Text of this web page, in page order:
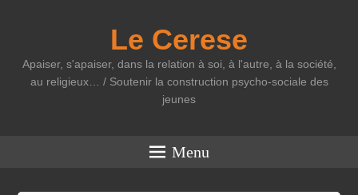
Le Cerese
Apaiser, s'apaiser, dans la relation à soi, à l'autre, à la société,
au religieux… / Soutenir la construction psycho-sociale des
jeunes
Menu